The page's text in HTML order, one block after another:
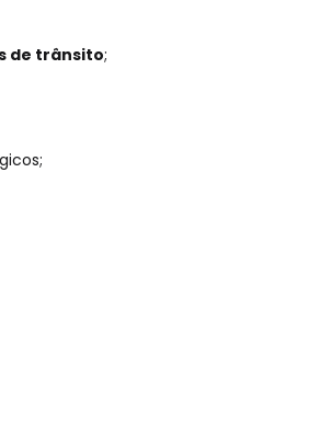
de trânsito;